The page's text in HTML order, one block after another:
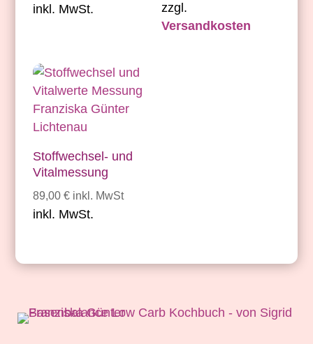
inkl. MwSt.
zzgl.
Versandkosten
Stoffwechsel- und
Vitalmessung
89,00€ inkl. MwSt
inkl. MwSt.